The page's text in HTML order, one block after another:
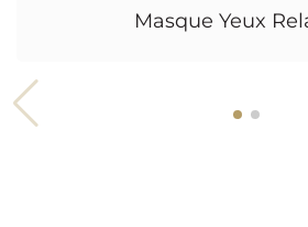
Masque Yeux